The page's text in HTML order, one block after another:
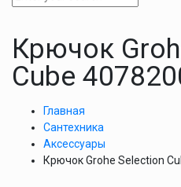
Крючок
Cube
Главная
Сантехника
Аксессуары
Крючок Grohe Selection